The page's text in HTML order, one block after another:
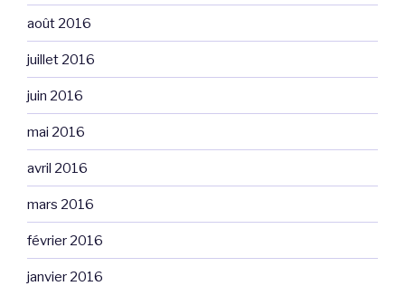
août 2016
juillet 2016
juin 2016
mai 2016
avril 2016
mars 2016
février 2016
janvier 2016